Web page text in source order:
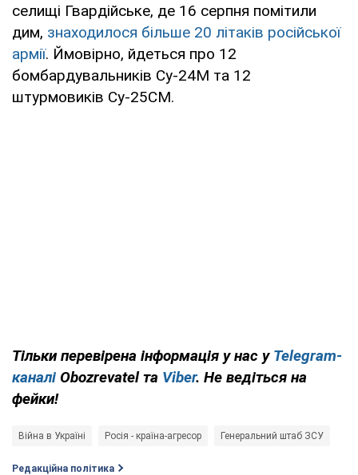
селищі Гвардійське, де 16 серпня помітили
дим, знаходилося більше 20 літаків російської
армії. Ймовірно, йдеться про 12
бомбардувальників Су-24М та 12
штурмовиків Су-25СМ.
Тільки перевірена інформація у нас у Telegram-
каналі Obozrevatel та Viber. Не ведіться на
фейки!
Війна в Україні Росія - країна-агресор Генеральний штаб ЗСУ
Редакційна політика